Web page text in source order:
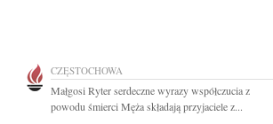
CZĘSTOCHOWA
Małgosi Ryter serdeczne wyrazy współczucia z
powodu śmierci Męża składają przyjaciele z...